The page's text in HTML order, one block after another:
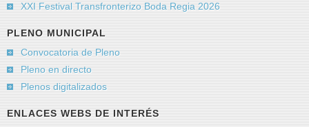
XXI Festival Transfronterizo Boda Regia 2026
PLENO MUNICIPAL
Convocatoria de Pleno
Pleno en directo
Plenos digitalizados
ENLACES WEBS DE INTERÉS